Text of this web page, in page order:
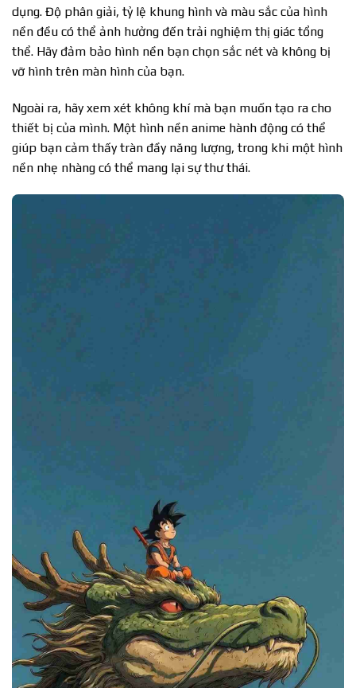
dụng. Độ phân giải, tỷ lệ khung hình và màu sắc của hình
nền đều có thể ảnh hưởng đến trải nghiệm thị giác tổng
thể. Hãy đảm bảo hình nền bạn chọn sắc nét và không bị
vỡ hình trên màn hình của bạn.
Ngoài ra, hãy xem xét không khí mà bạn muốn tạo ra cho
thiết bị của mình. Một hình nền anime hành động có thể
giúp bạn cảm thấy tràn đầy năng lượng, trong khi một hình
nền nhẹ nhàng có thể mang lại sự thư thái.